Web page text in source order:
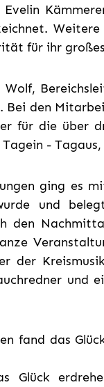
Evelin
für ihr
den
für die über
-
ging es
und
den
der
und
fand das
Glück